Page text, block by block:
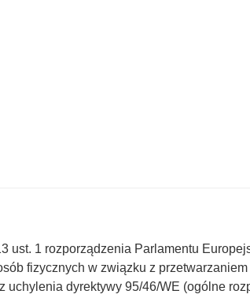
ust. 1 rozporządzenia Parlamentu
fizycznych w związku z
uchylenia dyrektywy 95/46/WE (ogólne